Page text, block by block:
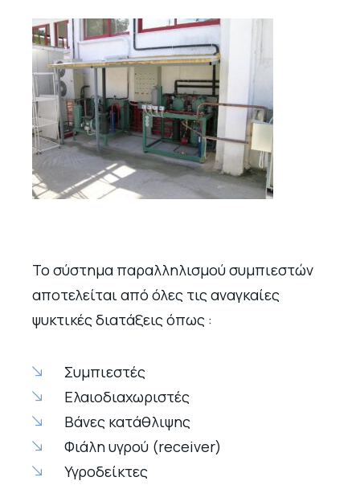
Το σύστημα παραλληλισμού συμπιεστών
αποτελείται από όλες τις αναγκαίες
ψυκτικές διατάξεις όπως :
Συμπιεστές
Ελαιοδιαχωριστές
Βάνες κατάθλιψης
Φιάλη υγρού (receiver)
Υγροδείκτες